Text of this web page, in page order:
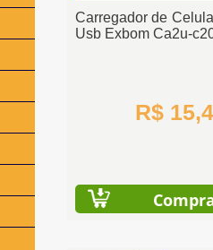
Carregador de
Usb Exbom Ca2u-
R$